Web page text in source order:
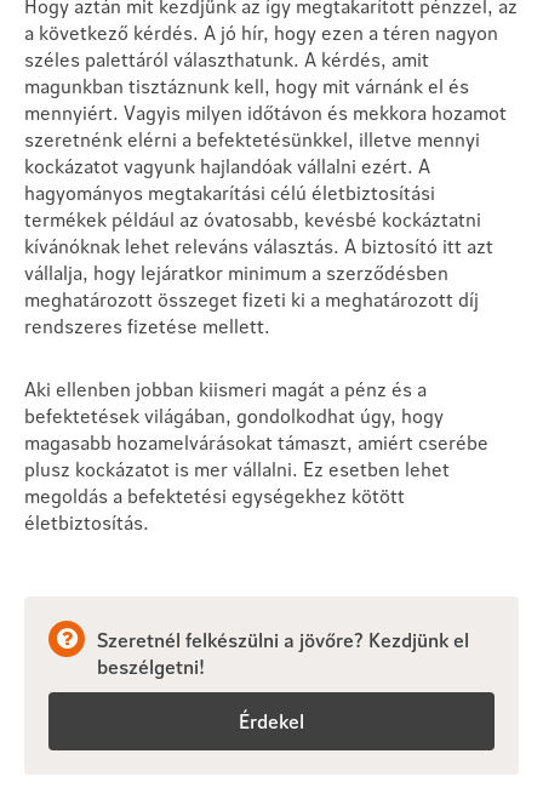
Hogy aztán mit kezdjünk az így megtakarított pénzzel, az
a következő kérdés. A jó hír, hogy ezen a téren nagyon
széles palettáról választhatunk. A kérdés, amit
magunkban tisztáznunk kell, hogy mit várnánk el és
mennyiért. Vagyis milyen időtávon és mekkora hozamot
szeretnénk elérni a befektetésünkkel, illetve mennyi
kockázatot vagyunk hajlandóak vállalni ezért. A
hagyományos megtakarítási célú életbiztosítási
termékek például az óvatosabb, kevésbé kockáztatni
kívánóknak lehet releváns választás. A biztosító itt azt
vállalja, hogy lejáratkor minimum a szerződésben
meghatározott összeget fizeti ki a meghatározott díj
rendszeres fizetése mellett.
Aki ellenben jobban kiismeri magát a pénz és a
befektetések világában, gondolkodhat úgy, hogy
magasabb hozamelvárásokat támaszt, amiért cserébe
plusz kockázatot is mer vállalni. Ez esetben lehet
megoldás a befektetési egységekhez kötött
életbiztosítás.
Szeretnél felkészülni a jövőre? Kezdjünk el
beszélgetni!
Érdekel